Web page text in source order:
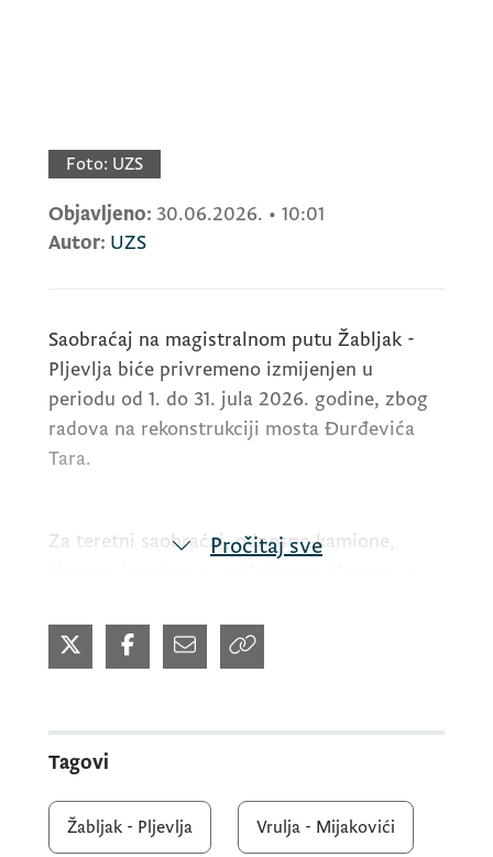
Foto: UZS
Objavljeno: 30.06.2026. • 10:01
Autor: UZS
Saobraćaj na magistralnom putu Žabljak -
Pljevlja biće privremeno izmijenjen u
periodu od 1. do 31. jula 2026. godine, zbog
radova na rekonstrukciji mosta Đurđevića
Tara.
Za teretni saobraćaj, odnosno kamione,
preko 3,5 tone, uvodi se potpuna obustava
saobraćaja do završetka radova.
Za putnička vozila i autobuse uveden je
izmijenjen režim saobraćaja, koji
podrazumijeva potpune obustave
svakodnevno u terminima od 6.00 do 8.00,
Pročitaj sve
Tagovi
Žabljak - Pljevlja Vrulja - Mijakovići